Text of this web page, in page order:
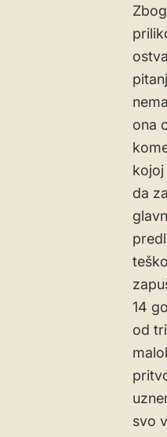
ona
kojoj
da
14
od
svo